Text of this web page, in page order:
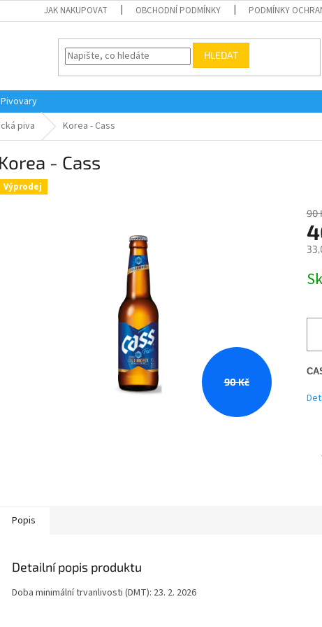
JAK NAKUPOVAT OBCHODNÍ PODMÍNKY PODMÍNKY
HLEDAT
Pivovary
piva Korea - Cass
Korea - Cass
Výprodej
90 Kč
90
Popis
Detailní popis produktu
Doba minimální trvanlivosti (DMT): 23. 2. 2026